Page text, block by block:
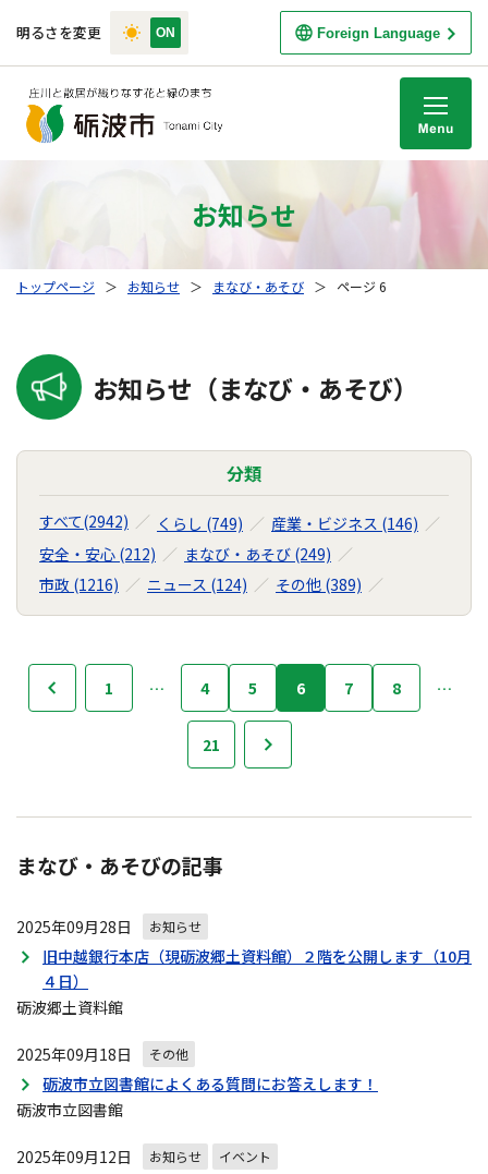
明るさを変更 Foreign Language
お知らせ
トップページ ＞ お知らせ ＞ まなび・あそび ＞ ページ 6
お知らせ（まなび・あそび）
分類
すべて(2942) くらし (749)
産業・ビジネス (146)
安全・安心 (212)
まなび・あそび (249)
市政 (1216)
ニュース (124) その他 (389)
お
ビ
ー
ョ
ン
1 … 4 5 6 7 8 …
21
まなび・あそびの記事
2025年09月28日 お知らせ
旧中越銀行本店（現砺波郷土資料館）２階を公開します（10月
４日）
砺波郷土資料館
2025年09月18日 その他
砺波市立図書館によくある質問にお答えします！
砺波市立図書館
2025年09月12日 お知らせ イベント